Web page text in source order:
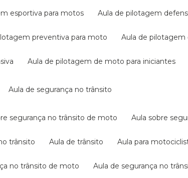
esportiva para motos aula de pilotagem
preventiva para moto aula de
aula de pilotagem de moto para iniciantes
aula de segurança no trânsito
segurança no trânsito de moto aula sobre
trânsito aula de trânsito aula para
no trânsito de moto aula de segurança no